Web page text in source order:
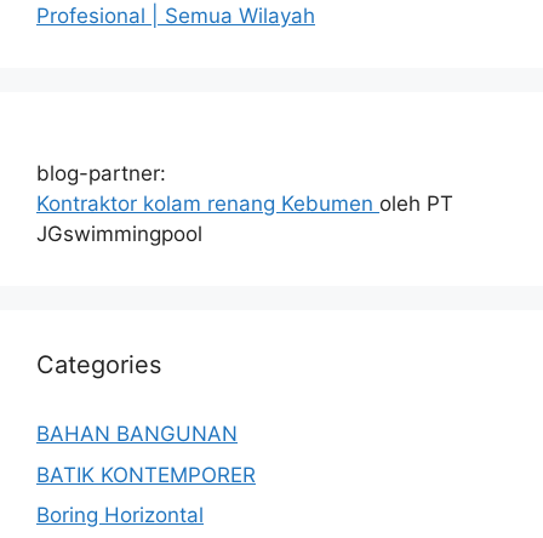
Profesional | Semua Wilayah
blog-partner:
Kontraktor kolam renang Kebumen oleh PT
JGswimmingpool
Categories
BAHAN BANGUNAN
BATIK KONTEMPORER
Boring Horizontal